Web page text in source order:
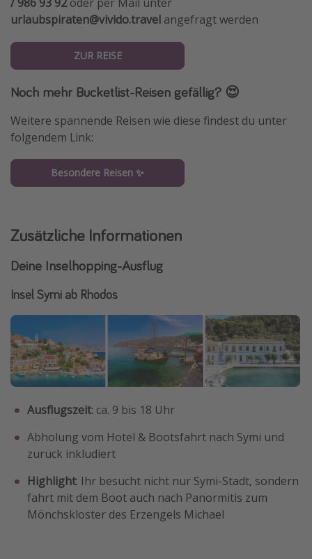
/ 986 93 92oder per Mail unter
urlaubspiraten@vivido.travel angefragt werden
ZUR REISE
Noch mehr Bucketlist-Reisen gefällig? 😍
Weitere spannende Reisen wie diese findest du unter
folgendem Link:
Besondere Reisen ✨
Zusätzliche Informationen
Deine Inselhopping-Ausflug
Insel Symi ab Rhodos
Ausflugszeit: ca. 9 bis 18 Uhr
Abholung vom Hotel & Bootsfahrt nach Symi und
zurück inkludiert
Highlight: Ihr besucht nicht nur Symi-Stadt, sondern
fahrt mit dem Boot auch nach Panormitis zum
Mönchskloster des Erzengels Michael